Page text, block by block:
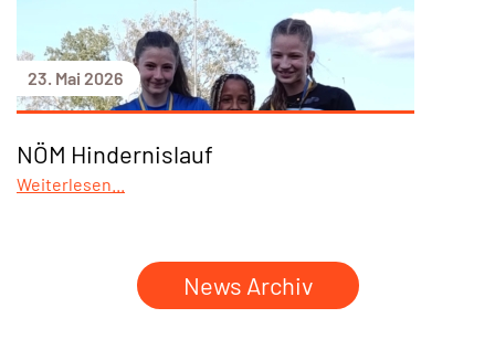
23. Mai 2026
NÖM Hindernislauf
Weiterlesen...
News Archiv